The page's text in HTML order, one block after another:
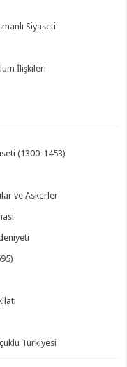
Siyaseti
İlişkileri
(1300-1453)
ve Askerler
Türkiyesi